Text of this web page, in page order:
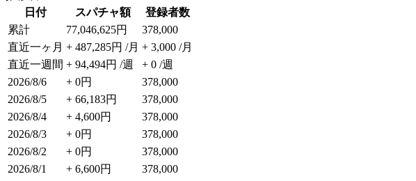
日付
スパチャ額
登録者数
累計
77,046,625円
378,000
直近一ヶ月 + 487,285円 /月 + 3,000 /月
直近一週間 + 94,494円 /週
+ 0 /週
2026/8/6
+ 0円
378,000
2026/8/5
+ 66,183円
378,000
2026/8/4
+ 4,600円
378,000
2026/8/3
+ 0円
378,000
2026/8/2
+ 0円
378,000
2026/8/1
+ 6,600円
378,000